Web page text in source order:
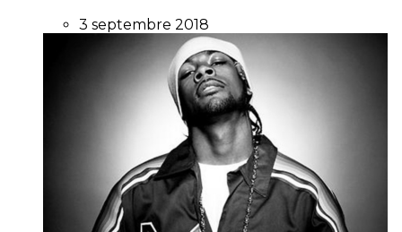
3 septembre 2018